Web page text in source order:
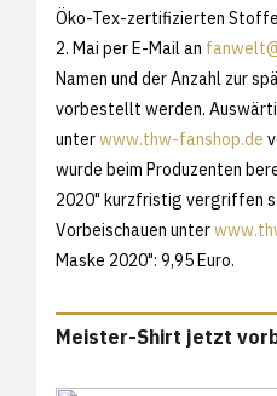
Öko-Tex-zertifizierten
2. Mai per E-Mail an
Namen und der Anzahl zur
vorbestellt werden.
unterwww.thw-fanshop.de
wurde beim Produzenten
2020" kurzfristig vergriffen
Vorbeischauen unter
Maske 2020": 9,95 Euro.
Meister-Shirt jetzt